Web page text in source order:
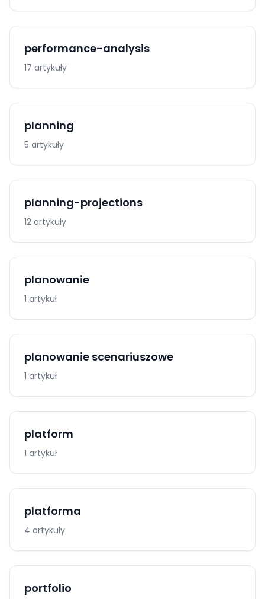
performance-analysis
17 artykuły
planning
5 artykuły
planning-projections
12 artykuły
planowanie
1 artykuł
planowanie scenariuszowe
1 artykuł
platform
1 artykuł
platforma
4 artykuły
portfolio